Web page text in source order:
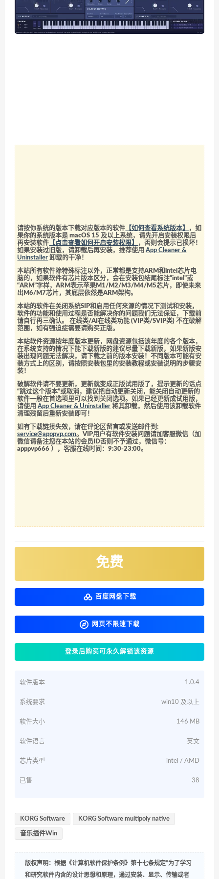
请按你系统的版本下载对应版本的软件 【如何查看系统版本】
，如
果你的系统版本是 macOS 15 及以上系统，请先开启安装权限后
再安装软件 【点击查看如何开启安装权限】
，否则会提示已损坏！
如果安装过旧版，请卸载后再安装，推荐使用App Cleaner &
Uninstaller 卸载的干净！
本站所有软件除特殊标注以外，正常都是支持ARM和intel芯片电
脑的，如果软件有芯片版本区分，会在安装包结尾标注“intel”或
“ARM”字样，ARM表示苹果M1/M2/M3/M4/M5芯片，即使未来
出M6/M7芯片，其底层依然是ARM架构。
本站的软件在关闭系统SIP和启用任何来源的情况下测试和安装，
软件的功能和使用过程是否能解决你的问题我们无法保证，下载前
请自行再三确认。 在线类/AI在线类功能 (VIP类/SVIP类) 不在破解
范围，如有强迫症需要请购买正版。
本站软件资源按年度版本更新，网盘资源包括该年度的各个版本，
在系统支持的情况下能下载新版的建议尽量下载新版，如果新版安
装出现问题无法解决，请下载之前的版本安装！不同版本可能有安
装方式上的区别，请按照安装包里的安装教程或安装说明的步骤安
装！
破解软件请不要更新，更新就变成正版试用版了，提示更新的话点
“跳过这个版本”或取消，建议把自动更新关闭，能关闭自动更新的
软件一般在首选项里可以找到关闭选项。如果已经更新成试用版，
请使用App Cleaner & Uninstaller 将其卸载，然后使用该卸载软件
清理残留后重新安装即可！
如有下载链接失效，请在评论区留言或发送邮件到:
service@apppvp.com。VIP用户有软件安装问题请加客服微信（加
微信请备注您在本站的会员ID否则不予通过，微信号：
apppvp666 ），客服在线时间：9:30-23:00。
免费
百度网盘下载
网页不限速下载
登录后购买可永久解锁该资源
软件版本 1.0.4
系统要求 win10 及以上
软件大小 146 MB
软件语言 英文
芯片类型 intel / AMD
已售 38
KORG Software KORG Software multipoly native
音乐插件Win
版权声明：根据《计算机软件保护条例》第十七条规定“为了学习
和研究软件内含的设计思想和原理，通过安装、显示、传输或者